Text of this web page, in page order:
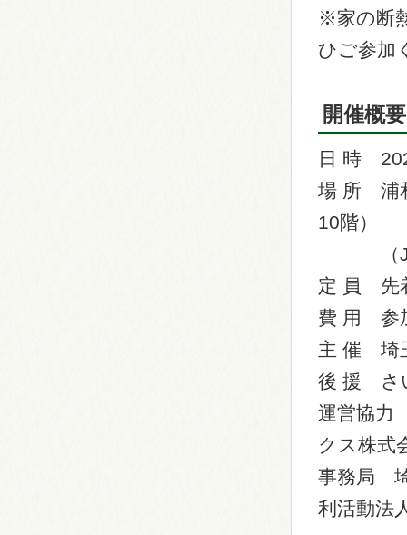
※家の断
ひご参加
開催概要
日 時
場 所 浦
10階）
（JR
定 員 先
費 用 参
主 催 埼
後 援 さ
運営協力
クス株式
事務局
利活動法